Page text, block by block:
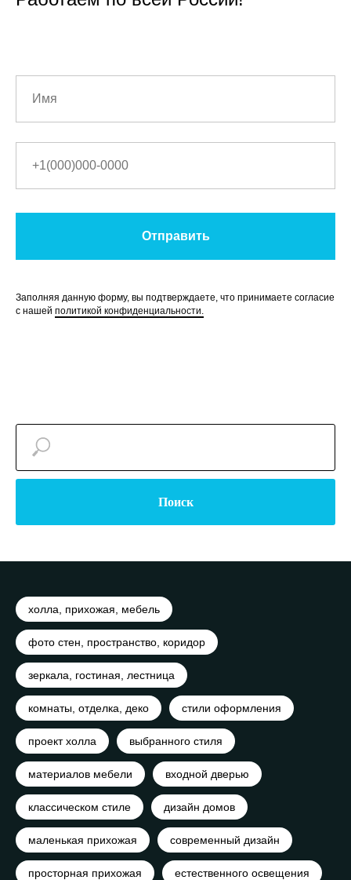
Отправить
Заполняя данную форму, вы подтверждаете, что принимаете согласие
с нашей политикой конфиденциальности.
Поиск
холла, прихожая, мебель
фото стен, пространство, коридор
зеркала, гостиная, лестница
комнаты, отделка, деко стили оформления
проект холла выбранного стиля
материалов мебели входной дверью
классическом стиле дизайн домов
маленькая прихожая современный дизайн
просторная прихожая естественного освещения